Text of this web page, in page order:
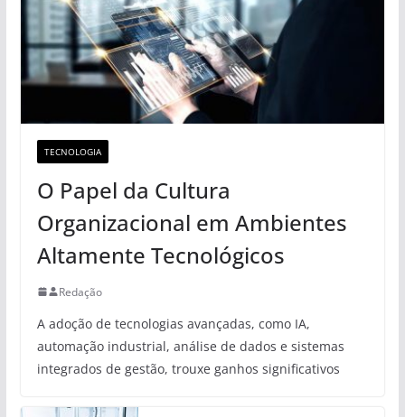
TECNOLOGIA
O Papel da Cultura
Organizacional em Ambientes
Altamente Tecnológicos
Redação
A adoção de tecnologias avançadas, como IA,
automação industrial, análise de dados e sistemas
integrados de gestão, trouxe ganhos significativos